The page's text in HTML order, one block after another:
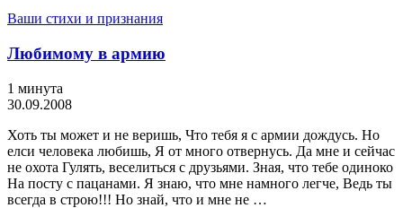
Ваши стихи и признания
Любимому в армию
1 минута
30.09.2008
Хоть ты может и не веришь, Что тебя я с армии дождусь. Но
елси человека любишь, Я от много отвернусь. Да мне и сейчас
не охота Гулять, веселиться с друзьями. Зная, что тебе одиноко
На посту с пацанами. Я знаю, что мне намного легче, Ведь ты
всегда в строю!!! Но знай, что и мне не …